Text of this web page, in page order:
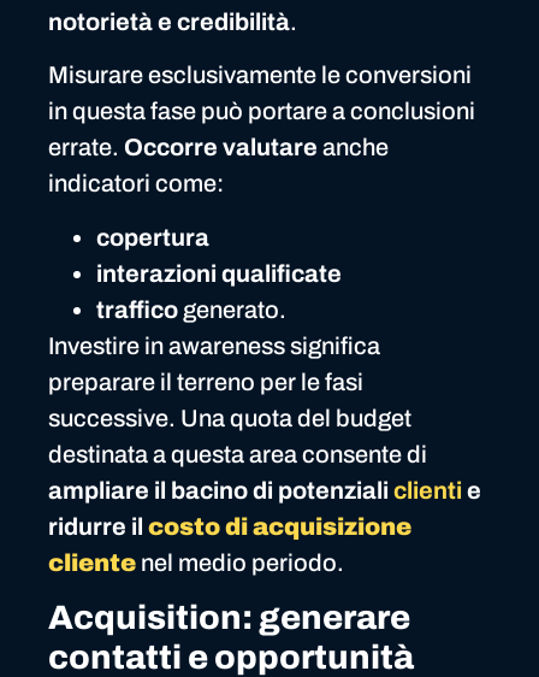
notorietà e credibilità.
Misurare esclusivamente le conversioni
in questa fase può portare a conclusioni
errate. Occorre valutare anche
indicatori come:
copertura
interazioni qualificate
traffico generato.
Investire in awareness significa
preparare il terreno per le fasi
successive. Una quota del budget
destinata a questa area consente di
ampliare il bacino di potenziali clienti e
ridurre il costo di acquisizione
cliente nel medio periodo.
Acquisition: generare
contatti e opportunità